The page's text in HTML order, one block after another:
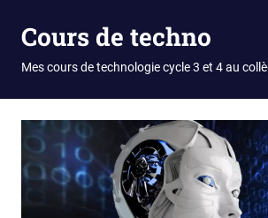
Cours de techno
Mes cours de technologie cycle 3 et 4 au